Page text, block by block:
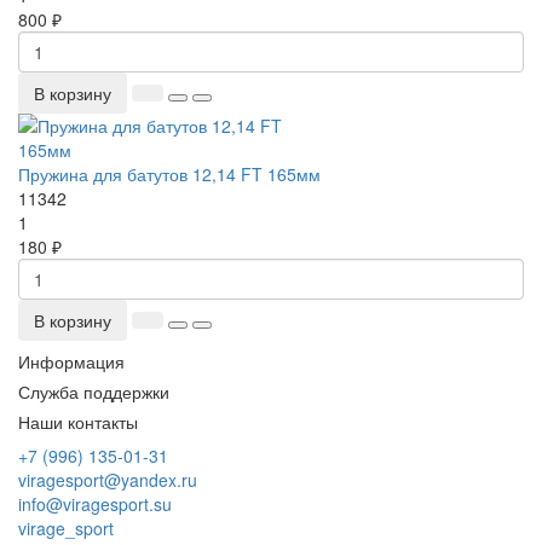
800 ₽
В корзину
Пружина для батутов 12,14 FT 165мм
11342
1
180 ₽
В корзину
Информация
Служба поддержки
Наши контакты
+7 (996) 135-01-31
viragesport@yandex.ru
info@viragesport.su
virage_sport